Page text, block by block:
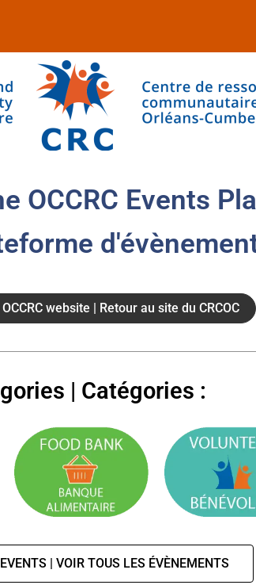
OCCRC Events
website | Retour au site du CRCOC
| Catégories :
| VOIR TOUS LES ÉVÈNEMENTS